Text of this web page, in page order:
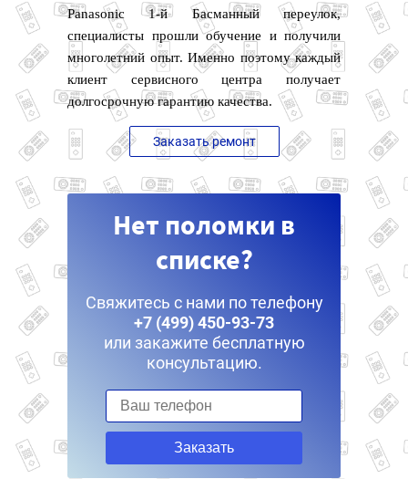
Panasonic 1-й Басманный переулок,
специалисты прошли обучение и получили
многолетний опыт. Именно поэтому каждый
клиент сервисного центра получает
долгосрочную гарантию качества.
Заказать ремонт
Нет поломки в
списке?
Свяжитесь с нами по телефону
+7 (499) 450-93-73
или закажите бесплатную
консультацию.
Заказать